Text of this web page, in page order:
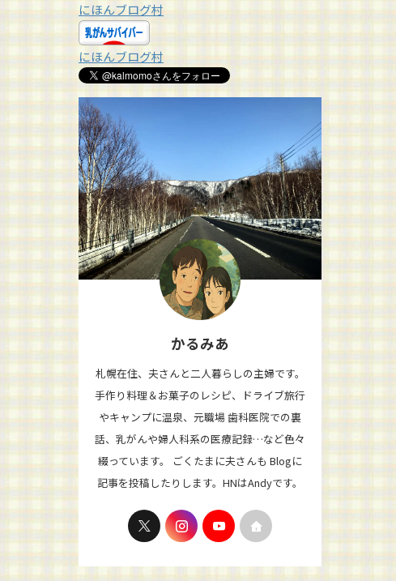
にほんブログ村
にほんブログ村
かるみあ
札幌在住、夫さんと二人暮らしの主婦です。
手作り料理＆お菓子のレシピ、ドライブ旅行
やキャンプに温泉、元職場 歯科医院での裏
話、乳がんや婦人科系の医療記録…など色々
綴っています。 ごくたまに夫さんも Blogに
記事を投稿したりします。HNはAndyです。